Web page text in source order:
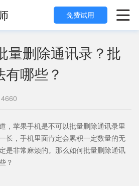

免费试用
量删除通讯录？批
哪些？
，苹果手机是不可以批量删除通讯录里
长，手机里面肯定会累积一定数量的无
是非常麻烦的。那么如何批量删除通讯
？